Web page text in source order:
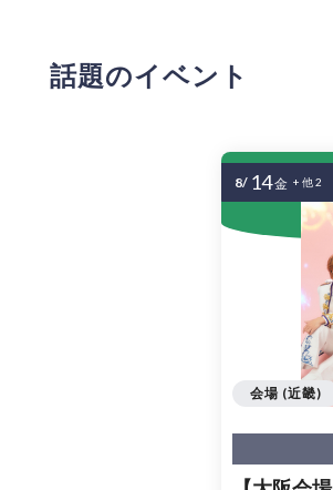
話題のイベント
会場 (近畿)
8/ 14金 + 他 2